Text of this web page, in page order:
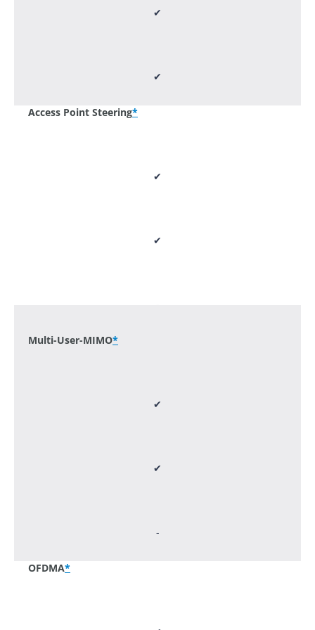
✔
✔
Access Point Steering*
✔
✔
Multi-User-MIMO*
✔
✔
-
OFDMA*